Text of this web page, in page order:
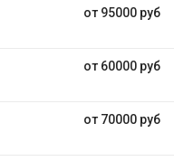
от 95000 руб
от 60000 руб
от 70000 руб